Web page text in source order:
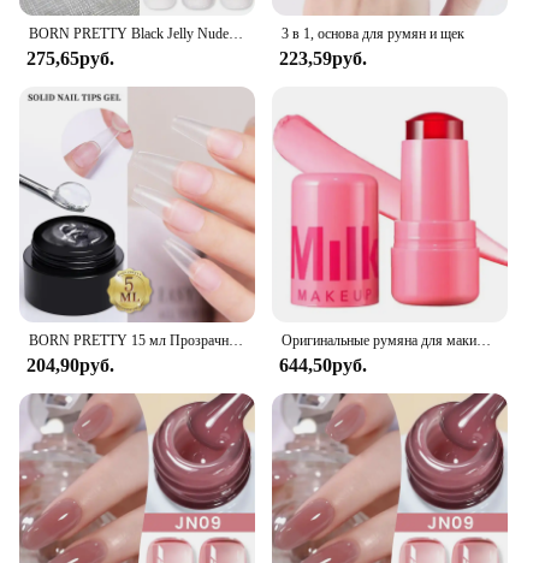
BORN PRETTY Black Jelly Nude Гель-лак для ногтей 10 мл 74 цвета Полупрозрачный прозрачный Vernis Полуперманентный для дизайна ногтей DIY вдома
275,65руб.
3 в 1, основа для румян и щек
223,59руб.
BORN PRETTY 15 мл Прозрачный антипригарный гель-лак для наращивания рук для 3D-фординга дизайна ногтей Твердый молочно-желейный жесткий гель для накладных ногтей
204,90руб.
Оригинальные румяна для макияжа с молоком, охлаждающая вода, желейный оттенок, желейные румяна, акварель, многофункциональные матовые румяна, тонированный макияж для губ
644,50руб.